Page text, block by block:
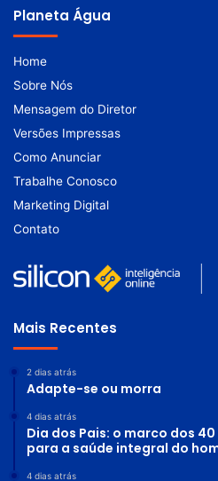
Planeta Água
Home
Sobre Nós
Mensagem do Diretor
Versões Impressas
Como Anunciar
Trabalhe Conosco
Marketing Digital
Contato
Mais Recentes
2 dias atrás
Adapte-se ou morra
4 dias atrás
Dia dos Pais: o marco dos
para a saúde integral do
4 dias atrás